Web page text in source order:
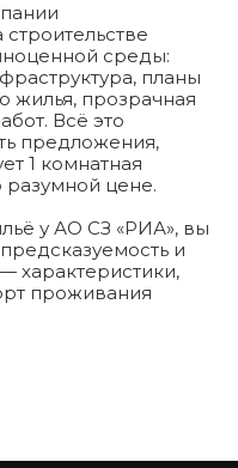
среды:
планы
жилья, прозрачная
Всё это
предложения,
1 комнатная
разумной цене.
у АО СЗ «РИА», вы
и
характеристики,
проживания